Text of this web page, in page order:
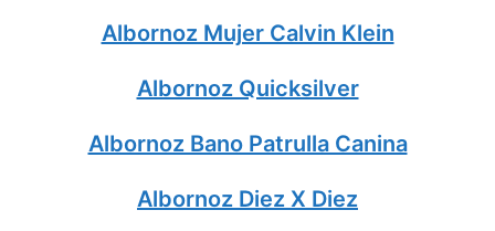
Albornoz Mujer Calvin Klein
Albornoz Quicksilver
Albornoz Bano Patrulla Canina
Albornoz Diez X Diez